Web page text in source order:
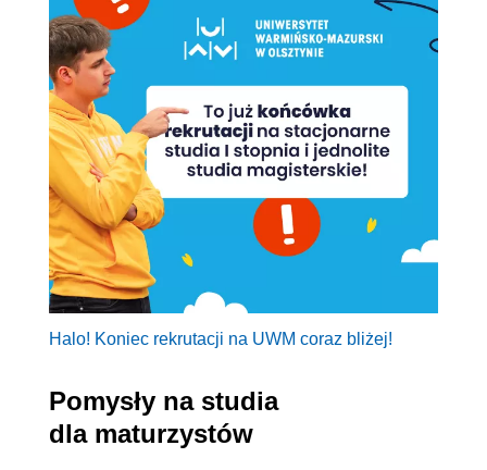
Halo! Koniec rekrutacji na UWM coraz bliżej!
Pomysły na studia
dla maturzystów